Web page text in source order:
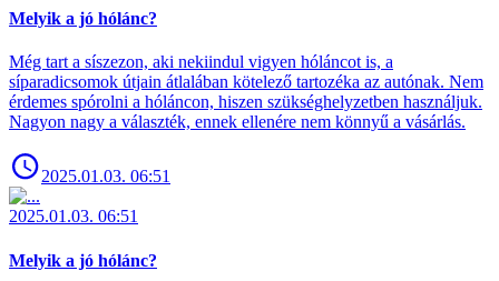
Melyik a jó hólánc?
Még tart a síszezon, aki nekiindul vigyen hóláncot is, a
síparadicsomok útjain átlalában kötelező tartozéka az autónak. Nem
érdemes spórolni a hóláncon, hiszen szükséghelyzetben használjuk.
Nagyon nagy a választék, ennek ellenére nem könnyű a vásárlás.
2025.01.03. 06:51
2025.01.03. 06:51
Melyik a jó hólánc?